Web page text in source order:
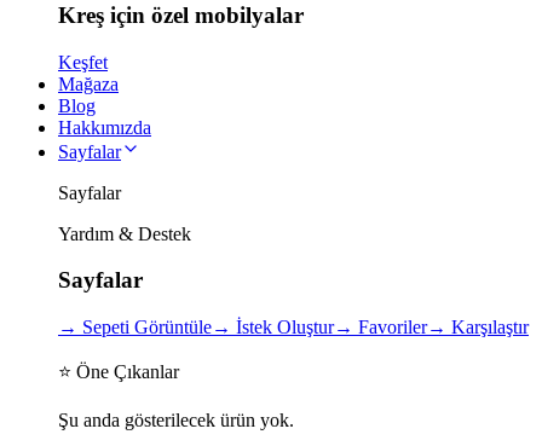
Kreş için özel mobilyalar
Keşfet
Mağaza
Blog
Hakkımızda
Sayfalar
Sayfalar
Yardım & Destek
Sayfalar
→ Sepeti Görüntüle→ İstek Oluştur→ Favoriler→ Karşılaştır
⭐ Öne Çıkanlar
Şu anda gösterilecek ürün yok.